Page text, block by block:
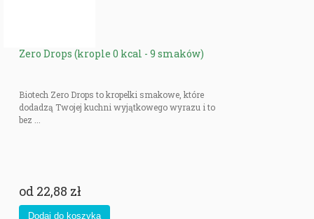
Zero Drops (krople 0 kcal - 9 smaków)
Biotech Zero Drops to kropelki smakowe, które
dodadzą Twojej kuchni wyjątkowego wyrazu i to
bez ...
od 22,88 zł